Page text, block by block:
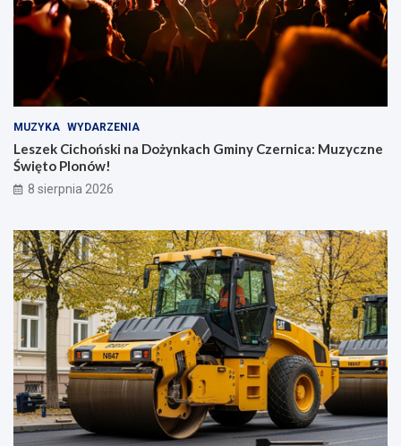
MUZYKA WYDARZENIA
Leszek Cichoński na Dożynkach Gminy Czernica: Muzyczne
Święto Plonów!
8 sierpnia 2026